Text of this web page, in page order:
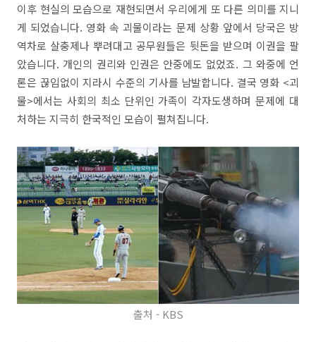
이후 현실의 모습으로 재현되면서 우리에게 또 다른 의미를 지니
게 되었습니다. 영화 속 괴물이라는 문제 상황 앞에서 당국은 방
역차로 살충제나 뿌려대고 공무원들은 뒷돈을 받으며 이권을 팔
았습니다. 개인의 권리와 인권은 안중에도 없었죠. 그 와중에 언
론은 끊임없이 지라시 수준의 기사를 남발합니다. 결국 영화 <괴
물>에서는 사회의 최소 단위인 가족이 각자도생하며 문제에 대
처하는 지극히 한국적인 모습이 펼쳐집니다.
출처 - KBS